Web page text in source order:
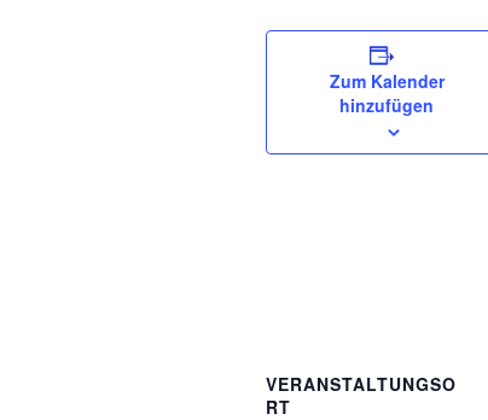
Zum Kalender
hinzufügen
VERANSTALTUNGSO
RT